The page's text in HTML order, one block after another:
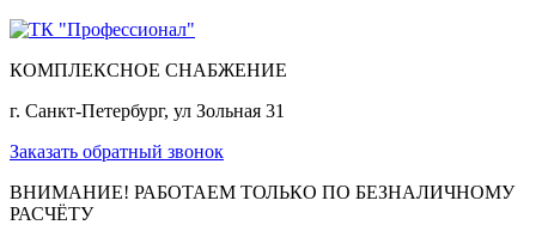
КОМПЛЕКСНОЕ СНАБЖЕНИЕ
г. Санкт-Петербург, ул Зольная 31
Заказать обратный звонок
ВНИМАНИЕ! РАБОТАЕМ ТОЛЬКО ПО БЕЗНАЛИЧНОМУ
РАСЧЁТУ